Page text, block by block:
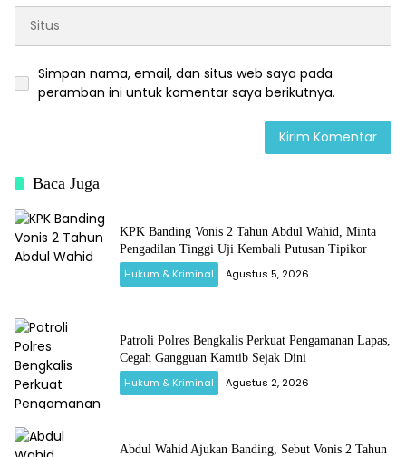
Simpan nama, email, dan situs web saya pada
peramban ini untuk komentar saya berikutnya.
Baca Juga
KPK Banding Vonis 2 Tahun Abdul Wahid, Minta
Pengadilan Tinggi Uji Kembali Putusan Tipikor
Hukum & Kriminal Agustus 5, 2026
Patroli Polres Bengkalis Perkuat Pengamanan Lapas,
Cegah Gangguan Kamtib Sejak Dini
Hukum & Kriminal Agustus 2, 2026
Abdul Wahid Ajukan Banding, Sebut Vonis 2 Tahun